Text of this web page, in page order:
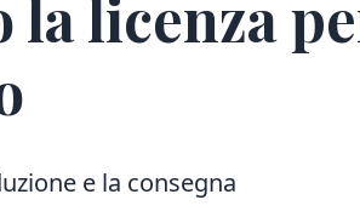
la licenza
e la consegna